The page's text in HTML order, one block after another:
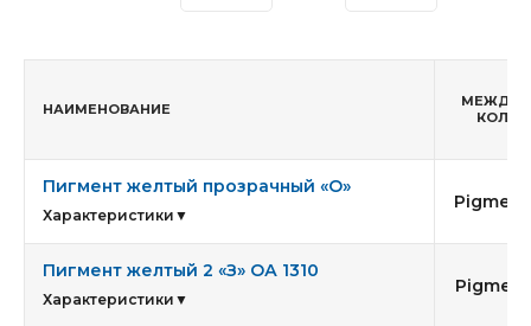
НАИМЕНОВАНИЕ
Пигмент желтый прозрачный «О»
Характеристики ▼
Пигмент желтый 2 «З» ОА 1310
Характеристики ▼